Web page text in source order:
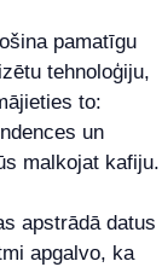
pamatīgu
tehnoloģiju,
to:
un
malkojat kafiju.
apstrādā datus
apgalvo, ka